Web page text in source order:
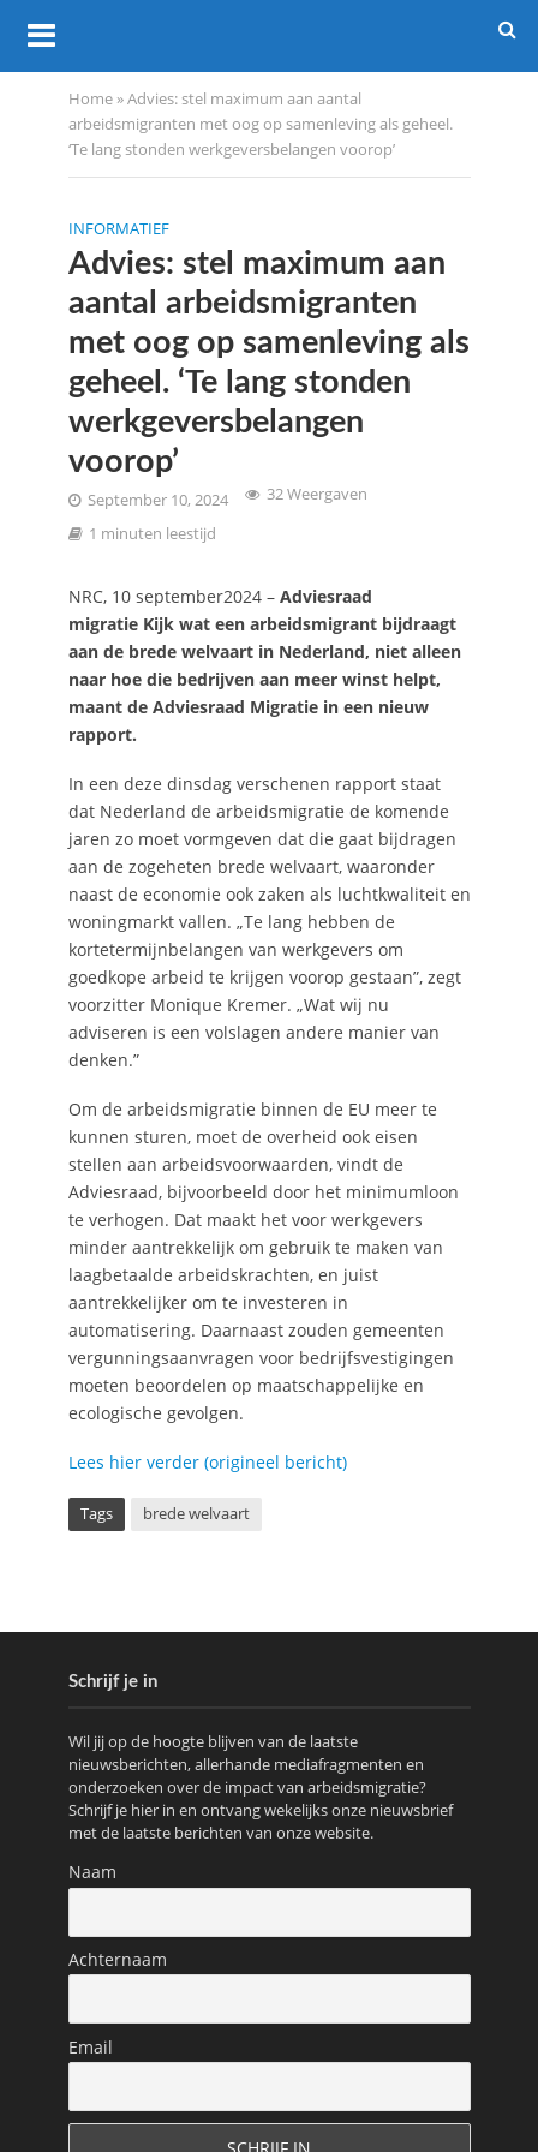
Home»Advies: stel maximum aan aantal
arbeidsmigranten met oog op samenleving als geheel.
‘Te lang stonden werkgeversbelangen voorop’
INFORMATIEF
Advies: stel maximum aan
aantal arbeidsmigranten
met oog op samenleving als
geheel. ‘Te lang stonden
werkgeversbelangen
voorop’
September 10, 2024
32 Weergaven
1 minuten leestijd
NRC, 10 september2024 – Adviesraad
migratie Kijk wat een arbeidsmigrant bijdraagt
aan de brede welvaart in Nederland, niet alleen
naar hoe die bedrijven aan meer winst helpt,
maant de Adviesraad Migratie in een nieuw
rapport.
In een deze dinsdag verschenen rapport staat
dat Nederland de arbeidsmigratie de komende
jaren zo moet vormgeven dat die gaat bijdragen
aan de zogeheten brede welvaart, waaronder
naast de economie ook zaken als luchtkwaliteit en
woningmarkt vallen. „Te lang hebben de
kortetermijnbelangen van werkgevers om
goedkope arbeid te krijgen voorop gestaan”, zegt
voorzitter Monique Kremer. „Wat wij nu
adviseren is een volslagen andere manier van
denken.”
Om de arbeidsmigratie binnen de EU meer te
kunnen sturen, moet de overheid ook eisen
stellen aan arbeidsvoorwaarden, vindt de
Adviesraad, bijvoorbeeld door het minimumloon
te verhogen. Dat maakt het voor werkgevers
minder aantrekkelijk om gebruik te maken van
laagbetaalde arbeidskrachten, en juist
aantrekkelijker om te investeren in
automatisering. Daarnaast zouden gemeenten
vergunningsaanvragen voor bedrijfsvestigingen
moeten beoordelen op maatschappelijke en
ecologische gevolgen.
Lees hier verder (origineel bericht)
Tags brede welvaart
Schrijf je in
Wil jij op de hoogte blijven van de laatste
nieuwsberichten, allerhande mediafragmenten en
onderzoeken over de impact van arbeidsmigratie?
Schrijf je hier in en ontvang wekelijks onze nieuwsbrief
met de laatste berichten van onze website.
Naam
Achternaam
Email